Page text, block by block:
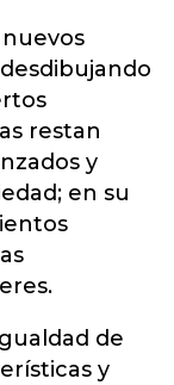
restan
y
en su
de
y